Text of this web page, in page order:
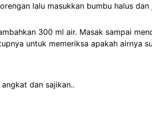
lalu masukkan bumbu halus dan
300 ml air. Masak sampai
untuk memeriksa apakah airnya
dan sajikan..